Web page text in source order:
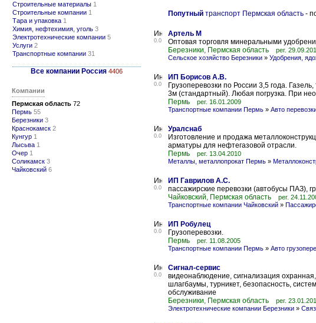
Строительные материалы 1
Строительные компании 1
Тара и упаковка 1
Химия, нефтехимия, уголь 3
Электротехнические компании 5
Услуги 2
Транспортные компании 31
Все компании Россия 4406
Компании
Пермская область 72
Пермь 55
Березники 3
Краснокамск 2
Кунгур 1
Лысьва 1
Очер 1
Соликамск 3
Чайковский 6
Попутный транспорт Пермская область -
0.0
Артель М
Оптовая торговля минеральными
Березники, Пермская область
рег.
Сельское хозяйство Березники » Удобрения,
0.0
ИП Борисов А.В.
Грузоперевозки по России 3,5 года.
3м (стандартный). Любая погрузка. При
Пермь
рег. 16.01.2009
Транспортные компании Пермь » Авто
0.0
Уралснаб
Изготовление и продажа
арматуры для нефтегазовой отрасли.
Пермь
рег. 13.04.2010
Металлы, металлопрокат Пермь »
0.0
ИП Гаврилов А.С.
пассажирские перевозки (автобусы ПАЗ),
Чайковский, Пермская область
рег.
Транспортные компании Чайковский »
0.0
ИП Робулец
Грузоперевозки.
Пермь
рег. 11.08.2005
Транспортные компании Пермь » Авто
0.0
Сигнал-сервис
видеонаблюдение, сигнализация
шлагбаумы, турникет, безопасность,
обслуживание
Березники, Пермская область
рег.
Электротехнические компании Березники »